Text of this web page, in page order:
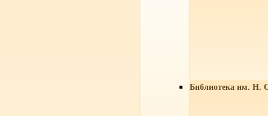
Библиотека им. Н.